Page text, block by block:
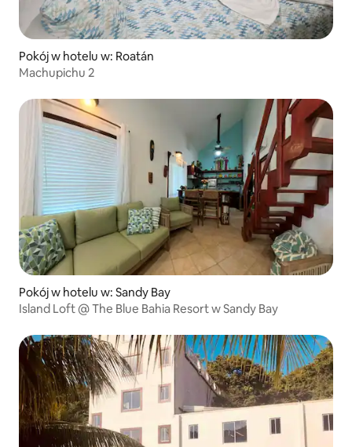
Pokój w hotelu w: Roatán
Machupichu 2
Pokój w hotelu w: Sandy Bay
Island Loft @ The Blue Bahia Resort w Sandy Bay